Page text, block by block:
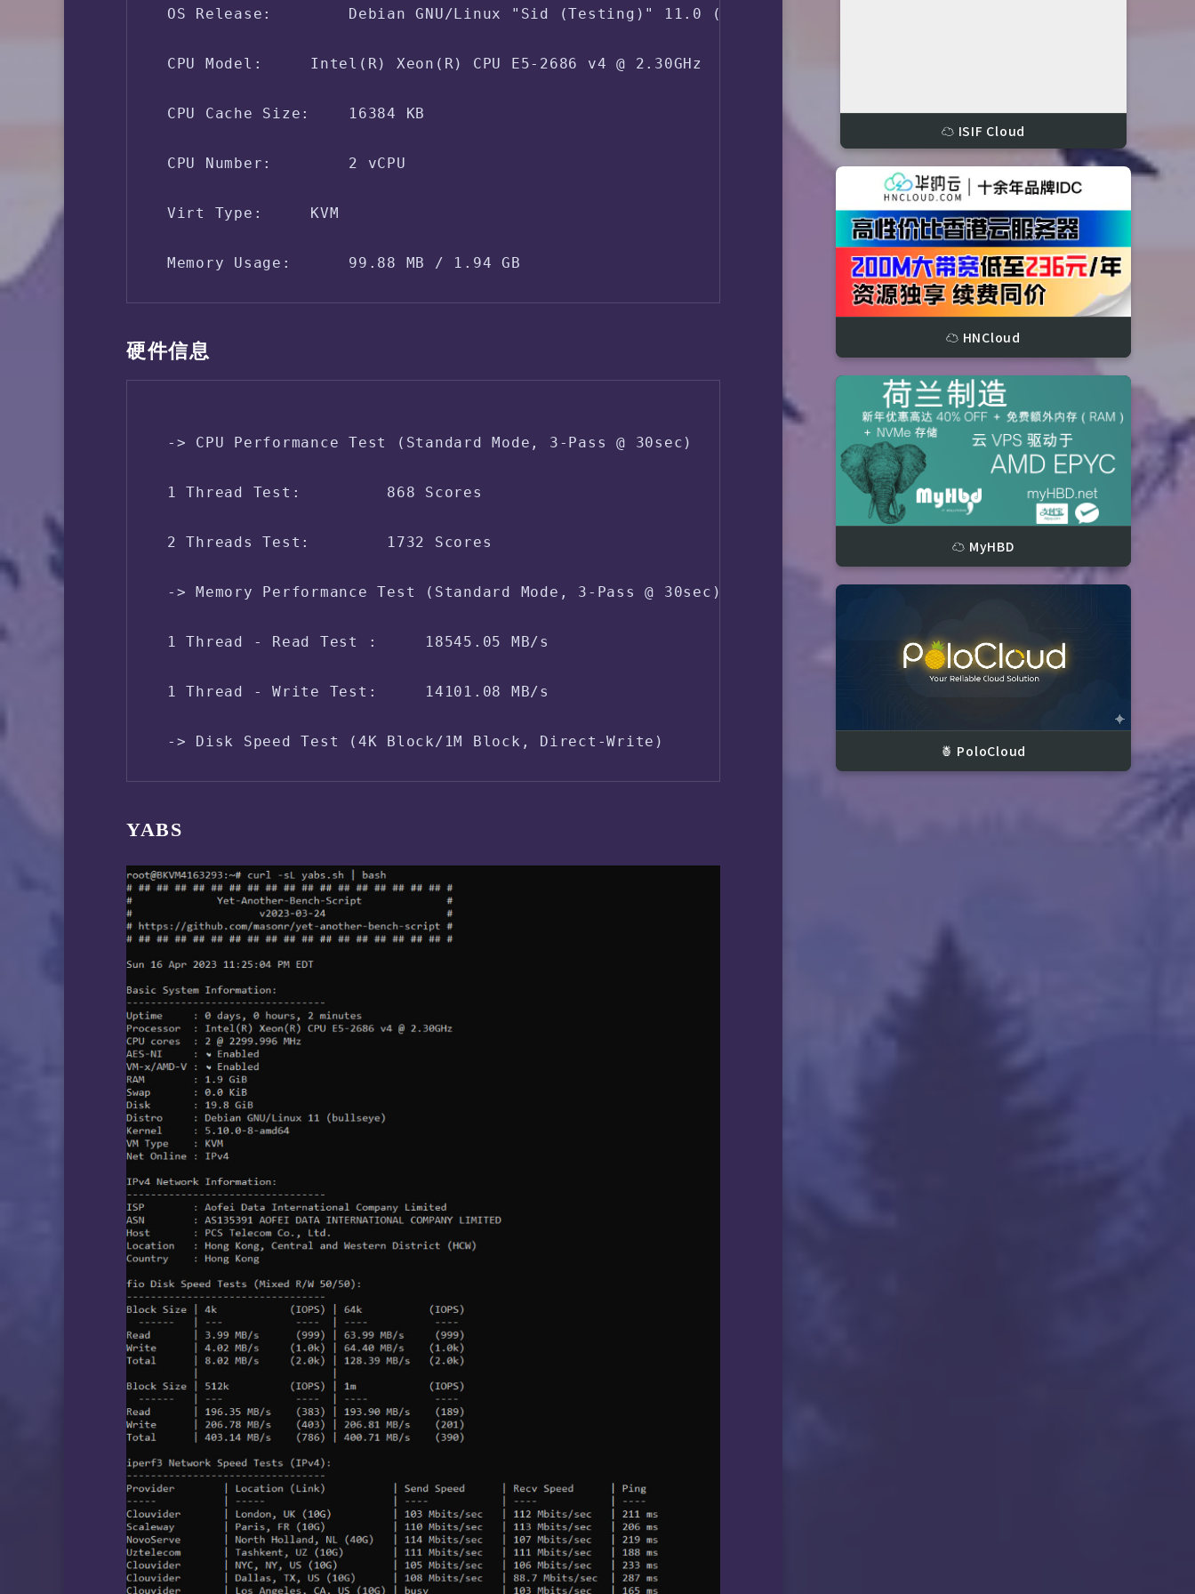
OS Release:        Debian GNU/Linux "Sid (Testing)" 11.0 (x86_64)
CPU Model:     Intel(R) Xeon(R) CPU E5-2686 v4 @ 2.30GHz  2.30 GHz
CPU Cache Size:    16384 KB
CPU Number:        2 vCPU
Virt Type:     KVM
Memory Usage:      99.88 MB / 1.94 GB
Disk Usage:        1.57 GB / 20.74 GB
硬件信息
-> CPU Performance Test (Standard Mode, 3-Pass @ 30sec)
1 Thread Test:         868 Scores
2 Threads Test:        1732 Scores
-> Memory Performance Test (Standard Mode, 3-Pass @ 30sec)
1 Thread - Read Test :     18545.05 MB/s
1 Thread - Write Test:     14101.08 MB/s
-> Disk Speed Test (4K Block/1M Block, Direct-Write)
10MB-4K Block      8.8 MB/s (2152 IOPS, 1.19 s)        8.8 MB/s (2153 IOPS, 1.19 s)
10MB-1M Block      1.7 GB/s (1590 IOPS, 0.01 s)        2.3 GB/s (2235 IOPS, 0.00 s)
100MB-4K Block     8.2 MB/s (2012 IOPS, 12.72 s)       8.2 MB/s (2014 IOPS, 12.71 s)
100MB-1M Block     262 MB/s (250 IOPS, 0.40 s)     260 MB/s (247 IOPS, 0.40 s)
1GB-4K Block       8.2 MB/s (2000 IOPS, 127.96 s)      8.2 MB/s (2001 IOPS, 127.93 s)
YABS
☁️ ISIF Cloud
☁️ HNCloud
☁️ MyHBD
🍍 PoloCloud